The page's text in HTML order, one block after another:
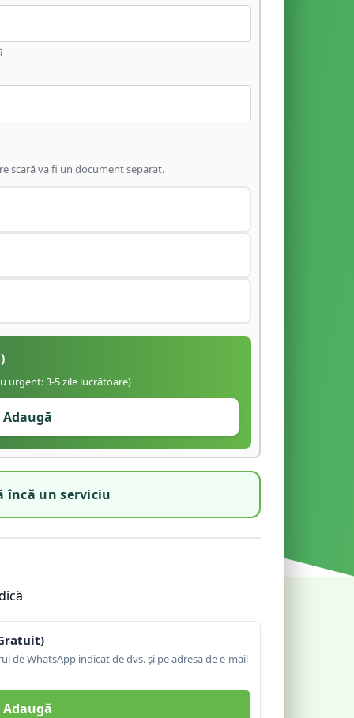
scară va fi un document separat.
urgent: 3-5 zile lucrătoare)
Adaugă
încă un serviciu
de WhatsApp indicat de dvs. și pe adresa de e-mail
Adaugă